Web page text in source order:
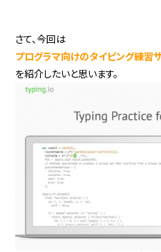
さて、今回は
プログラマ向けのタイピング練習
を紹介したいと思います。